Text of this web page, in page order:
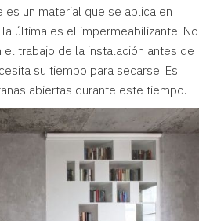
es un material que se aplica en
última es el impermeabilizante. No
trabajo de la instalación antes de
su tiempo para secarse. Es
abiertas durante este tiempo.